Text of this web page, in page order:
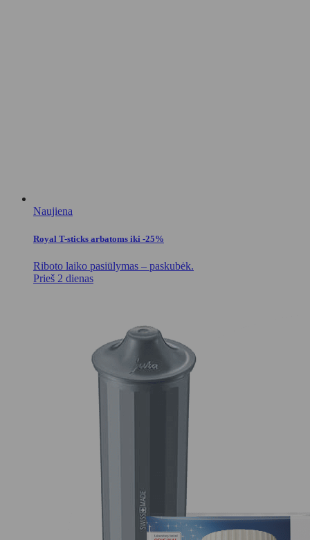
Naujiena
Royal T-sticks arbatoms iki -25%
Riboto laiko pasiūlymas – paskubėk.
Prieš 2 dienas